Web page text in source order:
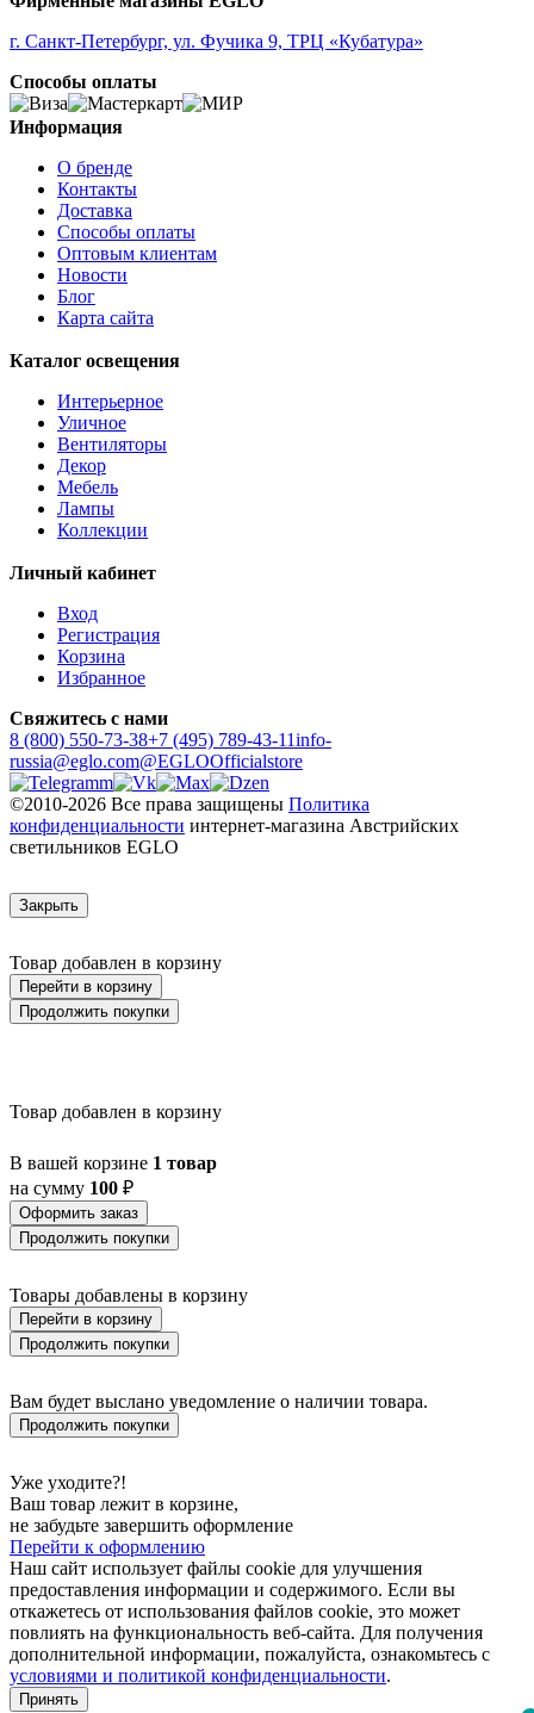
г. Санкт-Петербург, ул. Фучика 9, ТРЦ «Кубатура»
Способы оплаты
Информация
О бренде
Контакты
Доставка
Способы оплаты
Оптовым клиентам
Новости
Блог
Карта сайта
Каталог освещения
Интерьерное
Уличное
Вентиляторы
Декор
Мебель
Лампы
Коллекции
Личный кабинет
Вход
Регистрация
Корзина
Избранное
Свяжитесь с нами
8 (800) 550-73-38+7 (495) 789-43-11info-
russia@eglo.com@EGLOOfficialstore
©2010-2026 Все права защищены Политика
конфиденциальности интернет-магазина Австрийских
светильников EGLO
Закрыть
Товар добавлен в корзину
Перейти в корзину
Продолжить покупки
Товар добавлен в корзину
В вашей корзине 1 товар
на сумму 100 ₽
Оформить заказ
Продолжить покупки
Товары добавлены в корзину
Перейти в корзину
Продолжить покупки
Вам будет выслано уведомление о наличии товара.
Продолжить покупки
Уже уходите?!
Ваш товар лежит в корзине,
не забудьте завершить оформление
Перейти к оформлению
Наш сайт использует файлы cookie для улучшения
предоставления информации и содержимого. Если вы
откажетесь от использования файлов cookie, это может
повлиять на функциональность веб-сайта. Для получения
дополнительной информации, пожалуйста, ознакомьтесь с
условиями и политикой конфиденциальности.
Принять